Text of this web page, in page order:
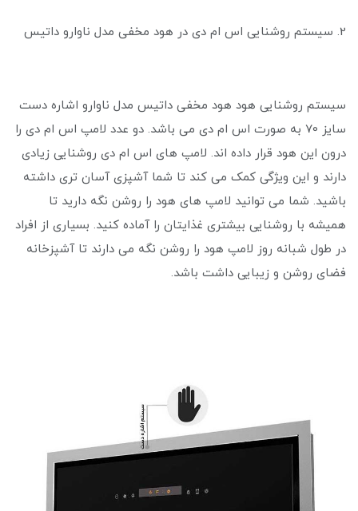
2. سیستم روشنایی اس ام دی در هود مخفی مدل ناوارو داتیس
سیستم روشنایی هود هود مخفی داتیس مدل ناوارو اشاره دست
سایز 70 به صورت اس ام دی می باشد. دو عدد لامپ اس ام دی را
درون این هود قرار داده ‌اند. لامپ های اس ام دی روشنایی زیادی
دارند و این ویژگی کمک می کند تا شما آشپزی آسان تری داشته
باشید. شما می توانید لامپ های هود را روشن نگه دارید تا
همیشه با روشنایی بیشتری غذایتان را آماده کنید. بسیاری از افراد
در طول شبانه روز لامپ هود را روشن نگه می دارند تا آشپزخانه
فضای روشن و زیبایی داشت باشد.